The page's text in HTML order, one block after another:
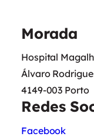
Morada
Hospital
Álvaro
4149-003 Porto
Redes
Facebook